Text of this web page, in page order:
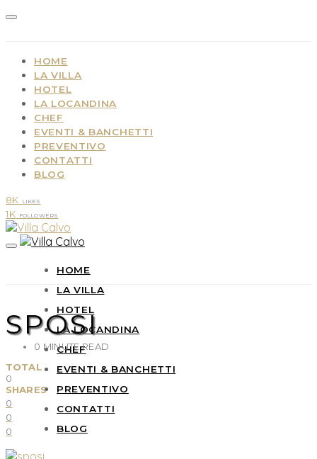
HOME
LA VILLA
HOTEL
LA LOCANDINA
CHEF
EVENTI & BANCHETTI
PREVENTIVO
CONTATTI
BLOG
8K LIKES
1K FOLLOWERS
HOME
LA VILLA
HOTEL
LA LOCANDINA
CHEF
EVENTI & BANCHETTI
PREVENTIVO
CONTATTI
BLOG
SPOSI
0 MINUTE READ
TOTAL
0
SHARES
0
0
0